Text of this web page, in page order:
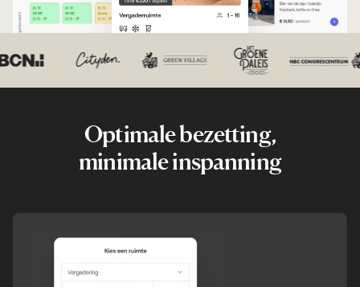
Optimale bezetting,
minimale inspanning